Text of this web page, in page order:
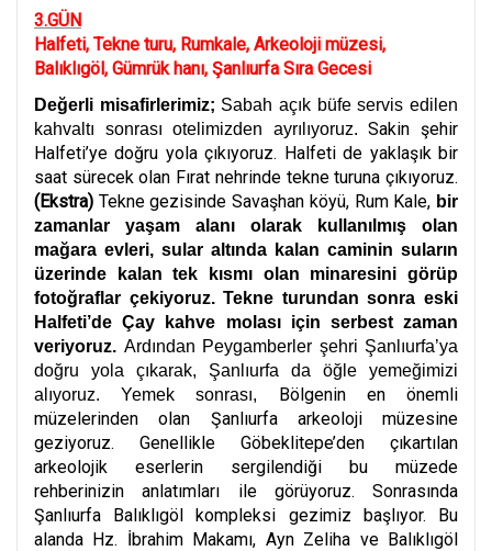
3.GÜN
Halfeti, Tekne turu, Rumkale, Arkeoloji müzesi,
Balıklıgöl, Gümrük hanı, Şanlıurfa Sıra Gecesi
Değerli misafirlerimiz; Sabah açık büfe servis edilen
kahvaltı sonrası otelimizden ayrılıyoruz.Sakin şehir
Halfeti’ye doğru yola çıkıyoruz. Halfeti de yaklaşık bir
saat sürecek olan Fırat nehrinde tekne turuna çıkıyoruz.
(Ekstra) Tekne gezisinde Savaşhan köyü, Rum Kale, bir
zamanlar yaşam alanı olarak kullanılmış olan
mağara evleri, sular altında kalan caminin suların
üzerinde kalan tek kısmı olan minaresini görüp
fotoğraflar çekiyoruz. Tekne turundan sonra eski
Halfeti’de Çay kahve molası için serbest zaman
veriyoruz. Ardından Peygamberler şehri Şanlıurfa’ya
doğru yola çıkarak, Şanlıurfa da öğle yemeğimizi
alıyoruz. Yemek sonrası, Bölgenin en önemli
müzelerinden olan Şanlıurfa arkeoloji müzesine
geziyoruz. Genellikle Göbeklitepe’den çıkartılan
arkeolojik eserlerin sergilendiği bu müzede
rehberinizin anlatımları ile görüyoruz. Sonrasında
Şanlıurfa Balıklıgöl kompleksi gezimiz başlıyor. Bu
alanda Hz. İbrahim Makamı, Ayn Zeliha ve Balıklıgöl